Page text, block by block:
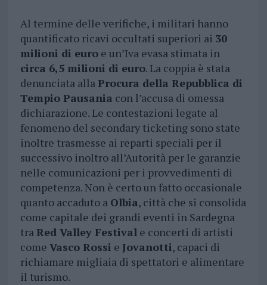
Al termine delle verifiche, i militari hanno
quantificato ricavi occultati superiori ai 30
milioni di euroe un’Iva evasa stimata in
circa 6,5 milioni di euro. La coppia è stata
denunciata allaProcura della Repubblica di
Tempio Pausania con l’accusa di omessa
dichiarazione. Le contestazioni legate al
fenomeno del secondary ticketing sono state
inoltre trasmesse ai reparti speciali per il
successivo inoltro all’Autorità per le garanzie
nelle comunicazioni per i provvedimenti di
competenza. Non è certo un fatto occasionale
quanto accaduto a Olbia, città che si consolida
come capitale dei grandi eventi in Sardegna
traRed Valley Festivale concerti di artisti
come Vasco Rossi e Jovanotti, capaci di
richiamare migliaia di spettatori e alimentare
il turismo.